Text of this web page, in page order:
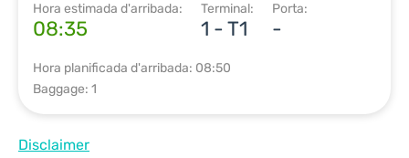
Hora estimada d'arribada:
08:35
Terminal:
1 - T1
Porta:
-
Hora planificada d'arribada: 08:50
Baggage: 1
Disclaimer